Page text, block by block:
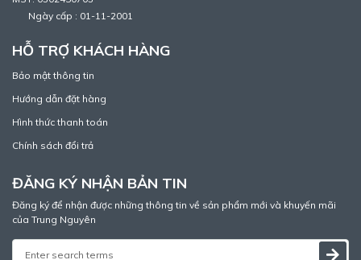
Ngày cấp : 01-11-2001
HỖ TRỢ KHÁCH HÀNG
Bảo mật thông tin
Hướng dẫn đặt hàng
Hình thức thanh toán
Chính sách đổi trả
ĐĂNG KÝ NHẬN BẢN TIN
Đăng ký để nhận được những thông tin về sản phẩm mới và khuyến mãi
của Trung Nguyên